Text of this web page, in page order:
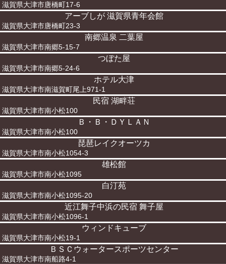
滋賀県大津市唐橋町17-6
アーブしが 滋賀県青年会館
滋賀県大津市唐橋町23-3
南郷温泉 二葉屋
滋賀県大津市南郷5-15-7
つぼた屋
滋賀県大津市南郷5-24-6
ホテル大津
滋賀県大津市南滋賀町尾上971-1
民宿 湖畔荘
滋賀県大津市南小松100
Ｂ・Ｂ・ＤＹＬＡＮ
滋賀県大津市南小松100
琵琶レイクオーツカ
滋賀県大津市南小松1054-3
雄松館
滋賀県大津市南小松1095
白汀苑
滋賀県大津市南小松1095-20
近江舞子中浜の民宿 舞子屋
滋賀県大津市南小松1096-1
ウィンドキューブ
滋賀県大津市南小松19-1
ＢＳＣウォータースポーツセンター
滋賀県大津市南船路4-1